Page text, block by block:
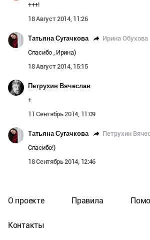
+++!
18 Август 2014, 11:26
Татьяна Сугачкова Ирина Обухова
Спасибо , Ирина)
18 Август 2014, 15:15
Петрухин Вячеслав
+
11 Сентябрь 2014, 11:09
Татьяна Сугачкова Петрухин
Спасибо!)
18 Сентябрь 2014, 12:46
О проекте Правила
Контакты